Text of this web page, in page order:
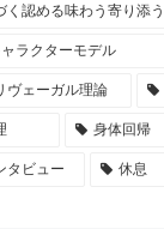
く認める味わう寄り添う
ラクターモデル
ヴェーガル理論
身体回帰
タビュー 休息